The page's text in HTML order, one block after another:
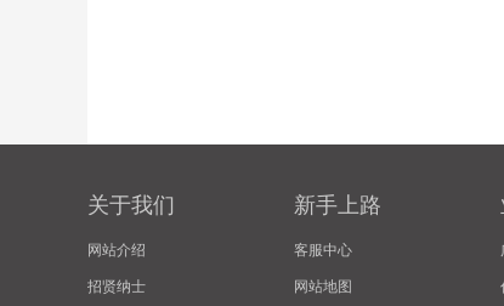
关于我们
网站介绍
招贤纳士
新手上路
客服中心
网站地图